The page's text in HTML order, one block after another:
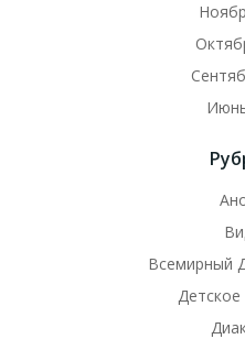
Всемирный
Детское